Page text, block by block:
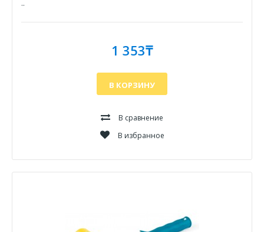
..
1 353₸
В КОРЗИНУ
В сравнение
В избранное